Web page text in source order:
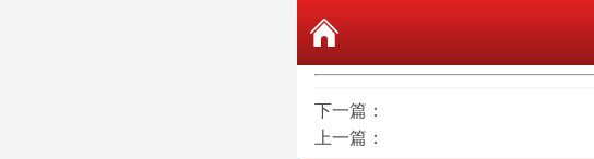
下一篇：
上一篇：